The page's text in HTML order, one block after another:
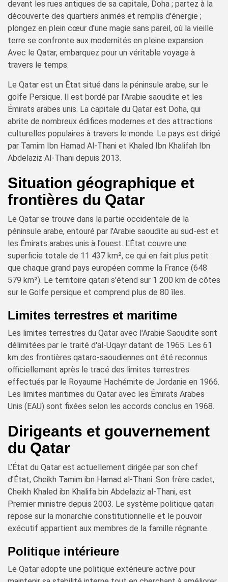
devant les rues antiques de sa capitale, Doha ; partez à la
découverte des quartiers animés et remplis d'énergie ;
plongez en plein cœur d'une magie sans pareil, où la vieille
terre se confronte aux modernités en pleine expansion.
Avec le Qatar, embarquez pour un véritable voyage à
travers le temps.
Le Qatar est un État situé dans la péninsule arabe, sur le
golfe Persique. Il est bordé par l'Arabie saoudite et les
Émirats arabes unis. La capitale du Qatar est Doha, qui
abrite de nombreux édifices modernes et des attractions
culturelles populaires à travers le monde. Le pays est dirigé
par Tamim Ibn Hamad Al-Thani et Khaled Ibn Khalifah Ibn
Abdelaziz Al-Thani depuis 2013.
Situation géographique et
frontières du Qatar
Le Qatar se trouve dans la partie occidentale de la
péninsule arabe, entouré par l'Arabie saoudite au sud-est et
les Émirats arabes unis à l'ouest. L'État couvre une
superficie totale de 11 437 km², ce qui en fait plus petit
que chaque grand pays européen comme la France (648
579 km²). Le territoire qatari s'étend sur 1 200 km de côtes
sur le Golfe persique et comprend plus de 80 îles.
Limites terrestres et maritime
Les limites terrestres du Qatar avec l'Arabie Saoudite sont
délimitées par le traité d'al-Uqayr datant de 1965. Les 61
km des frontières qataro-saoudiennes ont été reconnus
officiellement après le tracé des limites terrestres
effectués par le Royaume Hachémite de Jordanie en 1966.
Les limites maritimes du Qatar avec les Émirats Arabes
Unis (EAU) sont fixées selon les accords conclus en 1968.
Dirigeants et gouvernement
du Qatar
L’État du Qatar est actuellement dirigée par son chef
d’État, Cheikh Tamim ibn Hamad al-Thani. Son frère cadet,
Cheikh Khaled ibn Khalifa bin Abdelaziz al-Thani, est
Premier ministre depuis 2003. Le système politique qatari
repose sur la monarchie constitutionnelle et le pouvoir
exécutif appartient aux membres de la famille régnante.
Politique intérieure
Le Qatar adopte une politique extérieure active pour